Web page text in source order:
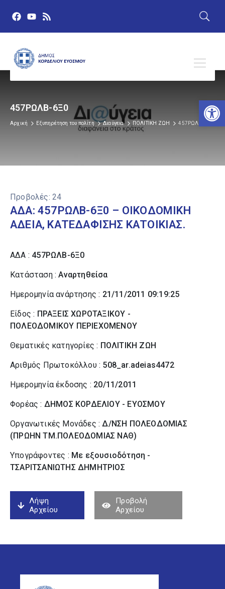
457ΡΩΛΒ-6Ξ0
Αρχική Εξυπηρέτηση του πολίτη Διαύγεια ΠΟΛΙΤΙΚΗ ΖΩΗ 457ΡΩΛΒ-6Ξ0
Προβολές: 24
ΑΔΑ: 457ΡΩΛΒ-6Ξ0 – ΟΙΚΟΔΟΜΙΚΗ
ΑΔΕΙΑ, ΚΑΤΕΔΑΦΙΣΗΣ ΚΑΤΟΙΚΙΑΣ.
ΑΔΑ : 457ΡΩΛΒ-6Ξ0
Κατάσταση :Αναρτηθείσα
Ημερομηνία ανάρτησης : 21/11/2011 09:19:25
Είδος : ΠΡΑΞΕΙΣ ΧΩΡΟΤΑΞΙΚΟΥ -
ΠΟΛΕΟΔΟΜΙΚΟΥ ΠΕΡΙΕΧΟΜΕΝΟΥ
Θεματικές κατηγορίες : ΠΟΛΙΤΙΚΗ ΖΩΗ
Αριθμός Πρωτοκόλλου : 508_ar.adeias4472
Ημερομηνία έκδοσης : 20/11/2011
Φορέας : ΔΗΜΟΣ ΚΟΡΔΕΛΙΟΥ - ΕΥΟΣΜΟΥ
Οργανωτικές Μονάδες :Δ/ΝΣΗ ΠΟΛΕΟΔΟΜΙΑΣ
(ΠΡΩΗΝ ΤΜ.ΠΟΛΕΟΔΟΜΙΑΣ ΝΑΘ)
Υπογράφοντες : Με εξουσιοδότηση -
ΤΣΑΡΙΤΣΑΝΙΩΤΗΣ ΔΗΜΗΤΡΙΟΣ
Λήψη
Αρχείου
Προβολή
Αρχείου